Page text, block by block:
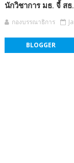
นักวิชาการ มธ. จี้ ส
กองบรรณาธิการ
BLOGGER